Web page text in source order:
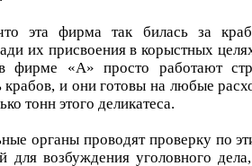
эта фирма так билась за
их присвоения в корыстных
фирме «А» просто работают
крабов, и они готовы на любые
тонн этого деликатеса.
органы проводят проверку по
для возбуждения уголовного